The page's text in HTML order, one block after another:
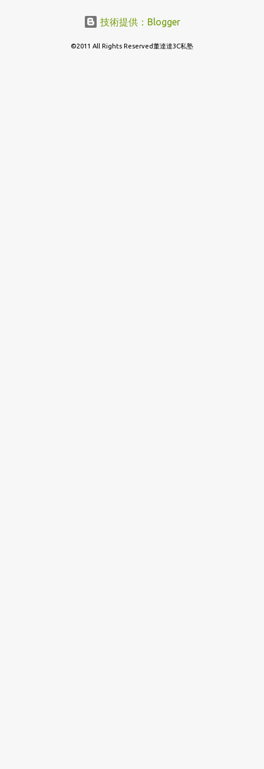
技術提供：Blogger
©2011 All Rights Reserved董達達3C私塾